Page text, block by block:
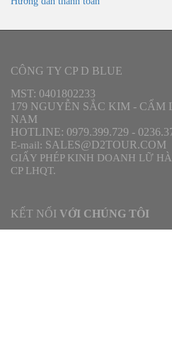
Giới thiệu
Tin khuyến mãi
KINH NGHIỆM DU LỊCH
Địa điểm du lịch
Đặc sản miền trung
LIÊN HỆ